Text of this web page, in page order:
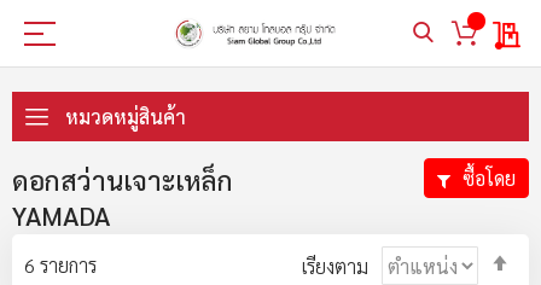
My
ไป
ที่
หมวดหมู่สินค้า
ดอกสว่านเจาะเหล็ก
YAMADA
6 รายการ เรียงตาม
ซื้อโดย